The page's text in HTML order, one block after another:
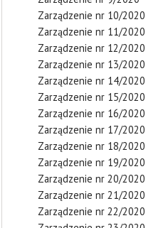
Zarządzenie nr 10/2020
Zarządzenie nr 11/2020
Zarządzenie nr 12/2020
Zarządzenie nr 13/2020
Zarządzenie nr 14/2020
Zarządzenie nr 15/2020
Zarządzenie nr 16/2020
Zarządzenie nr 17/2020
Zarządzenie nr 18/2020
Zarządzenie nr 19/2020
Zarządzenie nr 20/2020
Zarządzenie nr 21/2020
Zarządzenie nr 22/2020